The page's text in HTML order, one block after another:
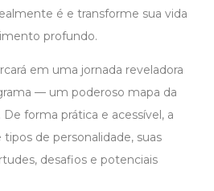
é e transforme sua vida
profundo.
em uma jornada reveladora
— um poderoso mapa da
forma prática e acessível, a
de personalidade, suas
desafios e potenciais